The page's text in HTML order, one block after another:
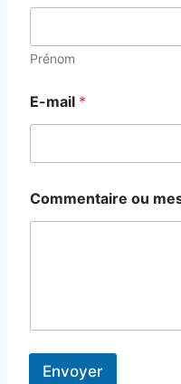
Prénom
E-mail *
Commentaire ou
Envoyer